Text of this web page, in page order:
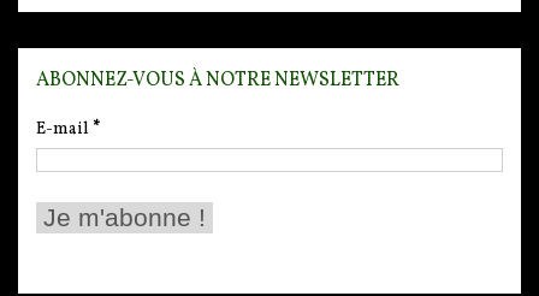
ABONNEZ-VOUS À NOTRE NEWSLETTER
E-mail *